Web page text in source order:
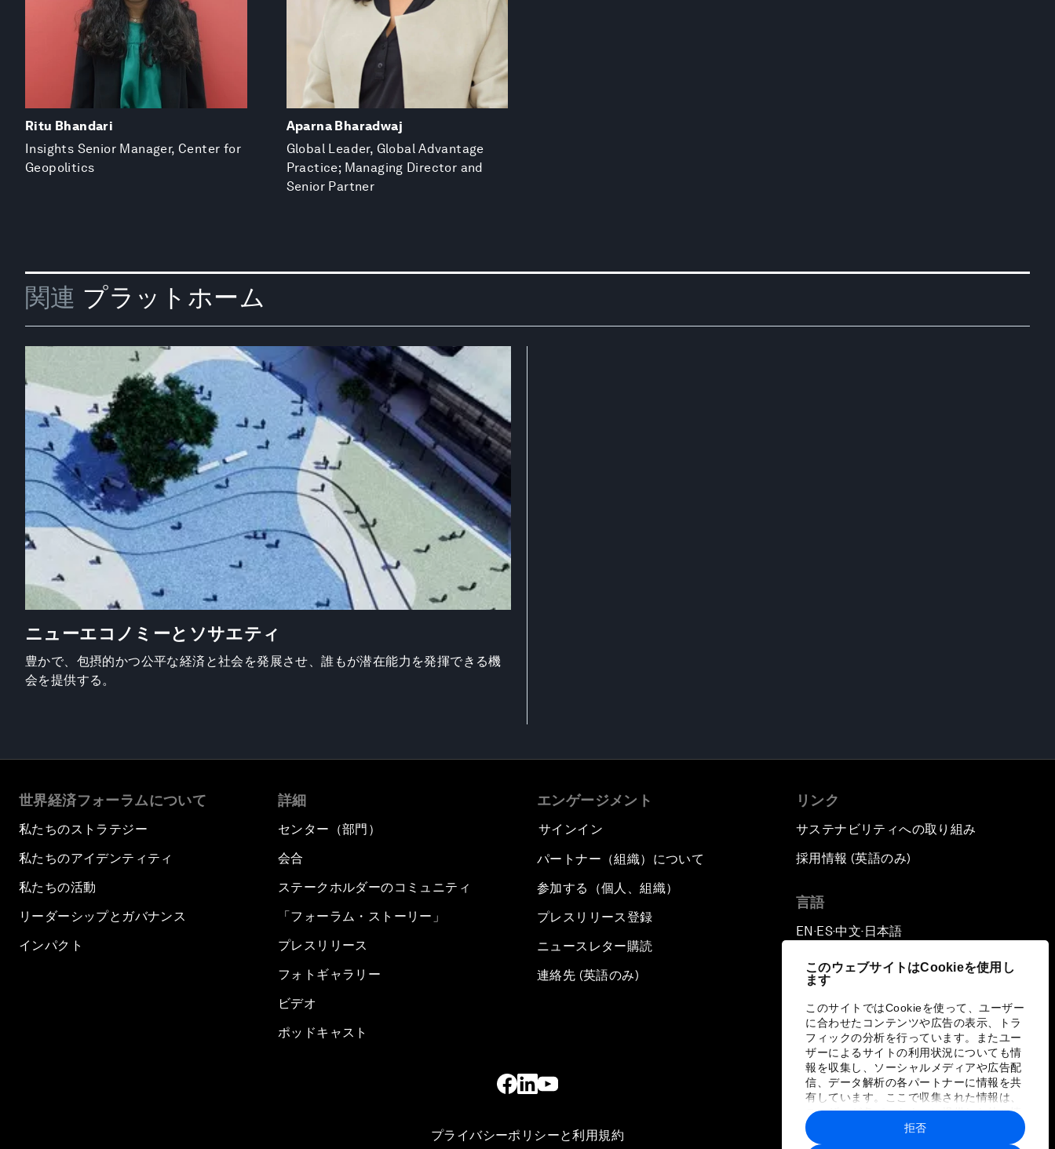
このウェブサイトはCookieを使用し
ます
このサイトではCookieを使って、ユーザー
に合わせたコンテンツや広告の表示、トラ
フィックの分析を行っています。またユー
ザーによるサイトの利用状況についても情
報を収集し、ソーシャルメディアや広告配
信、データ解析の各パートナーに情報を共
有しています。ここで収集された情報は、
ユーザーが各パートナーに提供した他の情
報や各パートナーのサービスを使用した際
に収集された情報と組み合わされ、各パー
拒否
Ritu Bhandari
Insights Senior Manager, Center for
Geopolitics
Aparna Bharadwaj
Global Leader, Global Advantage
Practice; Managing Director and
Senior Partner
関連 プラットホーム
ニューエコノミーとソサエティ
豊かで、包摂的かつ公平な経済と社会を発展させ、誰もが潜在能力を発揮できる機
会を提供する。
世界経済フォーラムについて
私たちのストラテジー
私たちのアイデンティティ
私たちの活動
リーダーシップとガバナンス
インパクト
詳細
センター（部門）
会合
ステークホルダーのコミュニティ
「フォーラム・ストーリー」
プレスリリース
フォトギャラリー
ビデオ
ポッドキャスト
エンゲージメント
サインイン
パートナー（組織）について
参加する（個人、組織）
プレスリリース登録
ニュースレター購読
連絡先 (英語のみ)
リンク
サステナビリティへの取り組み
採用情報 (英語のみ)
言語
EN ▪ ES▪中文▪ 日本語
プライバシーポリシーと利用規約